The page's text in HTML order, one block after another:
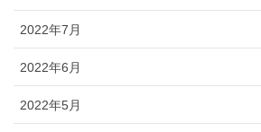
2022年7月
2022年6月
2022年5月